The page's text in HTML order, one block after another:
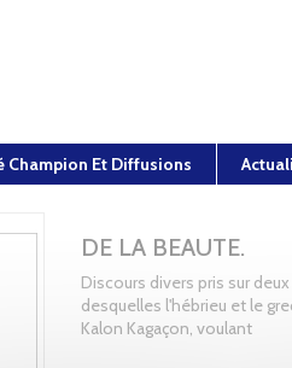
Champion Et Diffusions
DE LA BEAUTE.
Discours divers pris sur
desquelles l'hébrieu et le
Kalon Kagaçon, voulant